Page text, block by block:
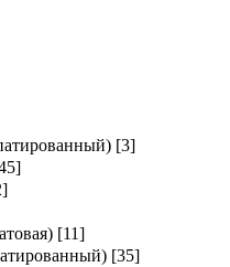
[3]
[11]
[35]